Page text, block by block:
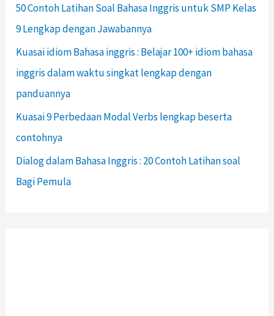
50 Contoh Latihan Soal Bahasa Inggris untuk SMP Kelas
9 Lengkap dengan Jawabannya
Kuasai idiom Bahasa inggris : Belajar 100+ idiom bahasa
inggris dalam waktu singkat lengkap dengan
panduannya
Kuasai 9 Perbedaan Modal Verbs lengkap beserta
contohnya
Dialog dalam Bahasa Inggris : 20 Contoh Latihan soal
Bagi Pemula